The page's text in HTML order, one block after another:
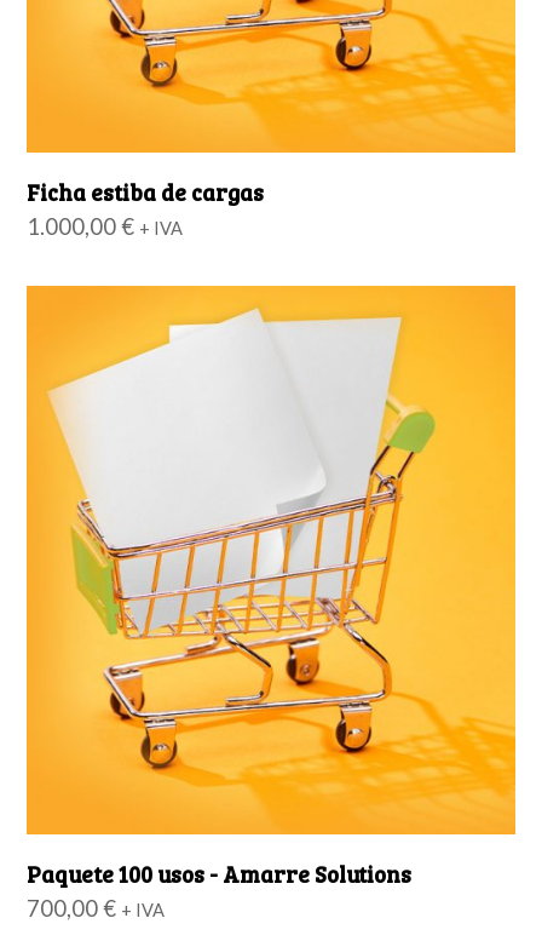
Ficha estiba de cargas
1.000,00€ + IVA
Paquete 100 usos - Amarre Solutions
700,00€ + IVA